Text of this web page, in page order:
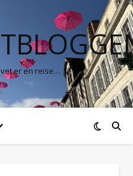
er en reise…